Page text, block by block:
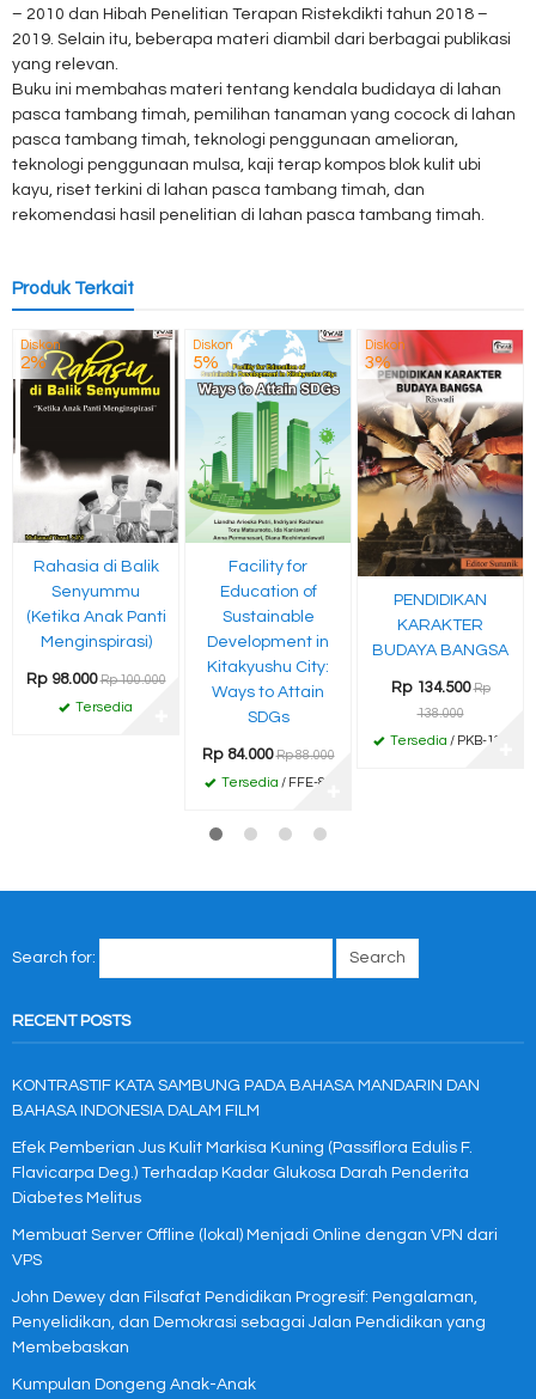
– 2010 dan Hibah Penelitian Terapan Ristekdikti tahun 2018 –
2019. Selain itu, beberapa materi diambil dari berbagai publikasi
yang relevan.
Buku ini membahas materi tentang kendala budidaya di lahan
pasca tambang timah, pemilihan tanaman yang cocock di lahan
pasca tambang timah, teknologi penggunaan amelioran,
teknologi penggunaan mulsa, kaji terap kompos blok kulit ubi
kayu, riset terkini di lahan pasca tambang timah, dan
rekomendasi hasil penelitian di lahan pasca tambang timah.
Produk Terkait
Diskon
2%
Rahasia di Balik
Senyummu
(Ketika Anak Panti
Menginspirasi)
Rp 98.000 Rp 100.000
Tersedia
Diskon
5%
Facility for
Education of
Sustainable
Development in
Kitakyushu City:
Ways to Attain
SDGs
Rp 84.000 Rp 88.000
Tersedia / FFE-87
Diskon
3%
PENDIDIKAN
KARAKTER
BUDAYA BANGSA
Rp 134.500 Rp
138.000
Tersedia / PKB-134
Search for:
RECENT POSTS
KONTRASTIF KATA SAMBUNG PADA BAHASA MANDARIN DAN
BAHASA INDONESIA DALAM FILM
Efek Pemberian Jus Kulit Markisa Kuning (Passiflora Edulis F.
Flavicarpa Deg.) Terhadap Kadar Glukosa Darah Penderita
Diabetes Melitus
Membuat Server Offline (lokal) Menjadi Online dengan VPN dari
VPS
John Dewey dan Filsafat Pendidikan Progresif: Pengalaman,
Penyelidikan, dan Demokrasi sebagai Jalan Pendidikan yang
Membebaskan
Kumpulan Dongeng Anak-Anak